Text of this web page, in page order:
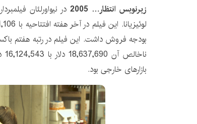
زیرنویس انتظار… 2005
در نیواورلئان
بودجه فروش داشت. این فیلم در رتبه هفتم
بازارهای خارجی بود.